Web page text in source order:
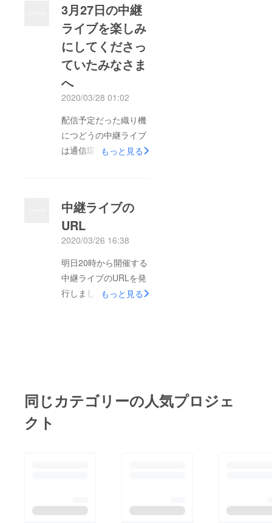
言により、長い自粛生
活となり、今では遠い
昔のようにすら思えま
す。 そういう状況の
中で支援をしてくだ
さった方々にはどれだ
け感謝しても感謝し足
りないくらいです。
さて、お待たせしてい
た返礼品を昨日発送い
山口の3人直筆の手紙
を織り機につどうのロ
ゴでつくった封筒に入
れて。 10,000円の
ご支援をいただいた方
にはそれに加え、額装
品小サイズを発送して
協賛をいただいた企業
さまにはカリグラ
3月27日の中継
ライブを楽しみ
にしてくださっ
ていたみなさま
へ
2020/03/28 01:02
配信予定だった織り機
につどうの中継ライブ
は通信環境のトラブル
の人に告知にご協力い
ただき、楽しみにして
いただいていたとこ
ろ、こちらの準備不足
で中途半端な形になっ
てしまったことを深く
お詫びします。みどり
焦ってしまっていた部
分もあると思います。
さる方に心から展示を
もっと見る
中継ライブの
URL
2020/03/26 16:38
明日20時から開催する
中継ライブのURLを発
行しました。 下記に
粛要請と山梨県の移動
ベントの締めくくりを
もっと見る
同じカテゴリーの人気プロジェ
クト